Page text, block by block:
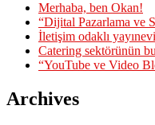
Merhaba, ben Okan!
“Dijital Pazarlama ve
İletişim odaklı
Catering sektörünün
“YouTube ve Video
Archives